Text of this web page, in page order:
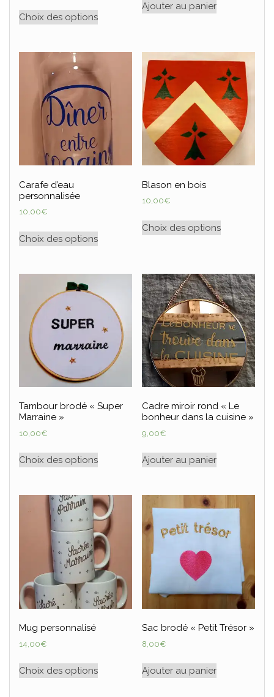
Choix des options
Ajouter au panier
Carafe d’eau
personnalisée
10,00€
Choix des options
Blason en bois
10,00€
Choix des options
Tambour brodé « Super
Marraine »
10,00€
Choix des options
Cadre miroir rond « Le
bonheur dans la cuisine »
9,00€
Ajouter au panier
Mug personnalisé
14,00€
Choix des options
Sac brodé « Petit Trésor »
8,00€
Ajouter au panier